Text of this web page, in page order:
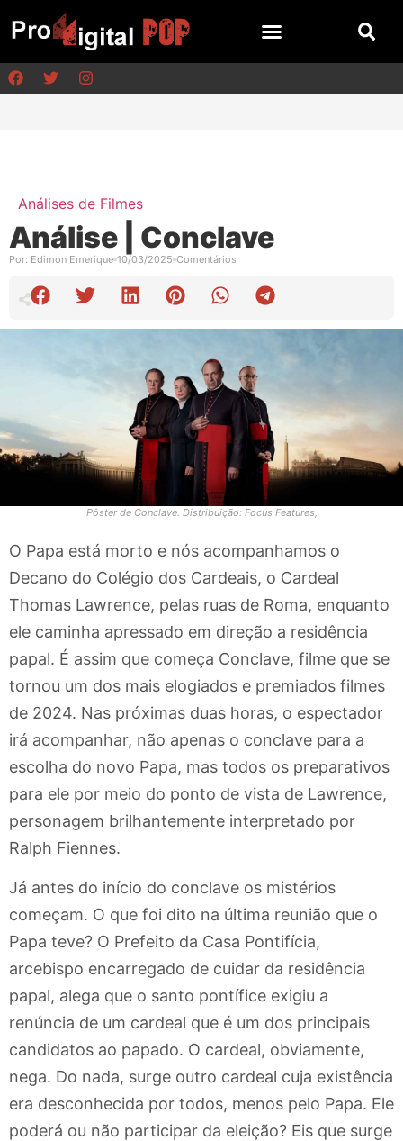
Análises de Filmes
Análise | Conclave
Por: Edimon Emerique 10/03/2025 Comentários
Pôster de Conclave. Distribuição: Focus Features,
O Papa está morto e nós acompanhamos o
Decano do Colégio dos Cardeais, o Cardeal
Thomas Lawrence, pelas ruas de Roma, enquanto
ele caminha apressado em direção a residência
papal. É assim que começa Conclave, filme que se
tornou um dos mais elogiados e premiados filmes
de 2024. Nas próximas duas horas, o espectador
irá acompanhar, não apenas o conclave para a
escolha do novo Papa, mas todos os preparativos
para ele por meio do ponto de vista de Lawrence,
personagem brilhantemente interpretado por
Ralph Fiennes.
Já antes do início do conclave os mistérios
começam. O que foi dito na última reunião que o
Papa teve? O Prefeito da Casa Pontifícia,
arcebispo encarregado de cuidar da residência
papal, alega que o santo pontífice exigiu a
renúncia de um cardeal que é um dos principais
candidatos ao papado. O cardeal, obviamente,
nega. Do nada, surge outro cardeal cuja existência
era desconhecida por todos, menos pelo Papa. Ele
poderá ou não participar da eleição? Eis que surge